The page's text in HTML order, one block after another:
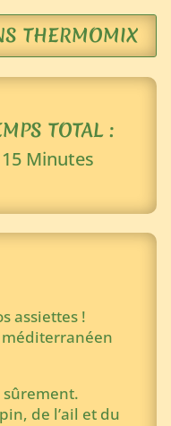
THERMOMIX
TOTAL :
15 Minutes
assiettes !
méditerranéen
sûrement.
de l’ail et du